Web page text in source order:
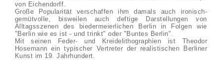
von Eichendorff.
Große Popularität verschaffen ihm damals auch ironisch-
gemütvolle, bisweilen auch deftige Darstellungen von
Alltagsszenen des biedermeierlichen Berlin in Folgen wie
"Berlin wie es ist - und trinkt" oder "Buntes Berlin".
Mit seinen Feder- und Kreidelithographien ist Theodor
Hosemann ein typischer Vertreter der realistischen Berliner
Kunst im 19. Jahrhundert.